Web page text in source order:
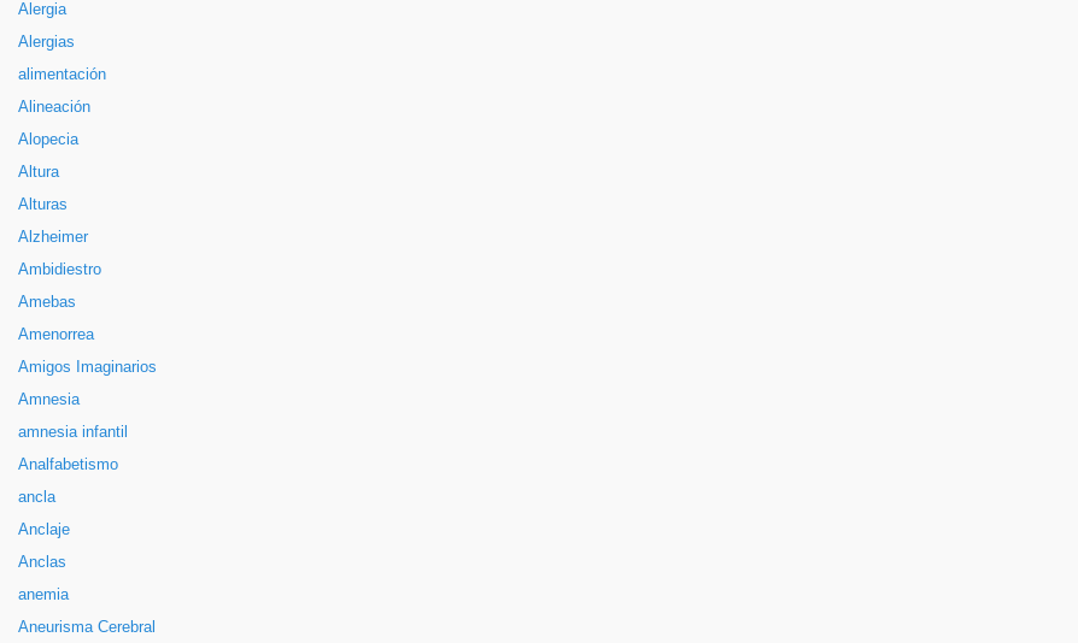
Alergia
Alergias
alimentación
Alineación
Alopecia
Altura
Alturas
Alzheimer
Ambidiestro
Amebas
Amenorrea
Amigos Imaginarios
Amnesia
amnesia infantil
Analfabetismo
ancla
Anclaje
Anclas
anemia
Aneurisma Cerebral